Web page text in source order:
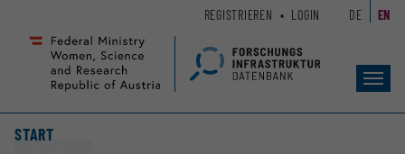
Seiteninhalt
Accesskey
Hauptnavigation
Accesskey
START
REGISTRIEREN LOGIN DE EN